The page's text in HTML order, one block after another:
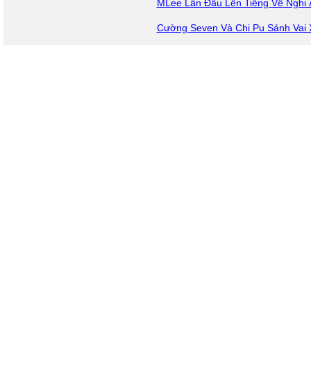
MLee Lần Đầu Lên Tiếng Về Nghi
Cường Seven Và Chi Pu Sánh Vai